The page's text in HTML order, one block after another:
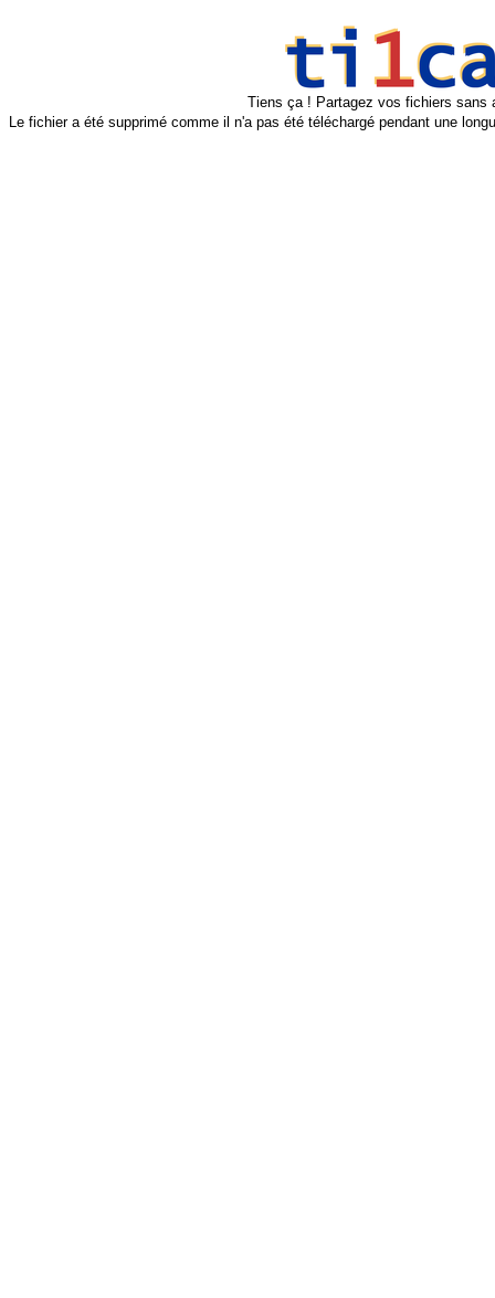
Tiens ça ! Partagez vos fichiers sans
Le fichier a été supprimé comme il n'a pas été téléchargé pendant une